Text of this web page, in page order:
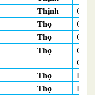
Thịnh
Thọ
Thọ
Thọ
Thọ
Phó
Thọ
Phó